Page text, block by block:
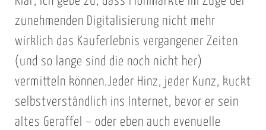
zunehmenden Digitalisierung nicht mehr
wirklich das Kauferlebnis vergangener Zeiten
(und so lange sind die noch nicht her)
vermitteln können.Jeder Hinz, jeder Kunz, kuckt
selbstverständlich ins Internet, bevor er sein
altes Geraffel – oder eben auch evenuelle